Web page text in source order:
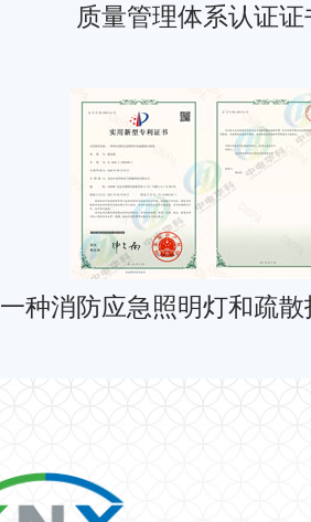
质量管理体系认证证
一种消防应急照明灯和疏